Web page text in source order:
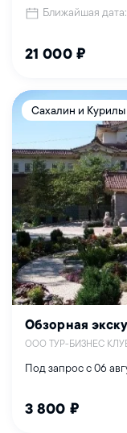
Ближайшая дата:
21 000 ₽
Сахалин и Курилы
Обзорная
ООО ТУР-БИЗНЕС
Под запрос с 06
3 800 ₽